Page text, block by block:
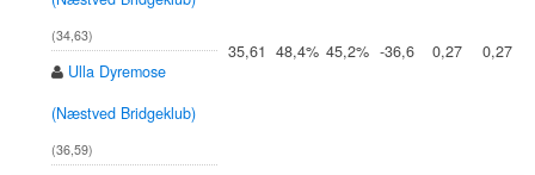
(34,63)
Ulla Dyremose
(Næstved Bridgeklub)
(36,59)
35,61 48,4% 45,2% -36,6 0,27 0,27